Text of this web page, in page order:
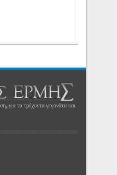
για τα τρέχοντα γεγονότα και